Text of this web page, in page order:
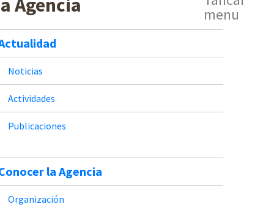
menu
Agencia
Noticias
Actividades
Publicaciones
la Agencia
Organización